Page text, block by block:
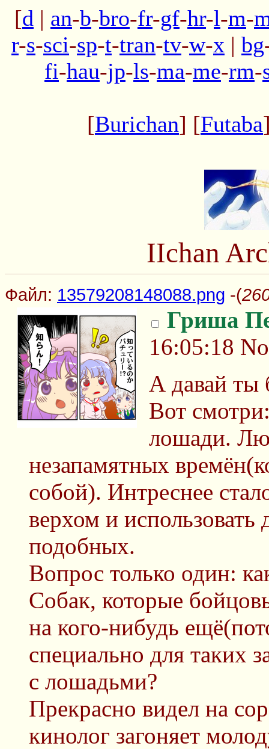
[d | an-b-bro-fr-gf-hr-l-m-
r-s-sci-sp-t-tran-tv-w-x | bg
fi-hau-jp-ls-ma-me-rm-
[Burichan] [Futaba
IIchan
Файл: 13579208148088.png -(
Гриша
16:05:18
А давай ты
Вот
лошади.
незапамятных
собой). Интреснее
верхом и использовать
подобных.
Вопрос только один:
Собак, которые
на кого-нибудь
специально для таких
с лошадьми?
Прекрасно видел на
кинолог загоняет